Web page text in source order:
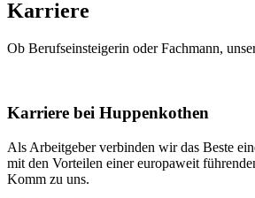
Karriere
Ob Berufseinsteigerin oder Fachmann,
Karriere bei Huppenkothen
Als Arbeitgeber verbinden wir das Beste
mit den Vorteilen einer europaweit
Komm zu uns.